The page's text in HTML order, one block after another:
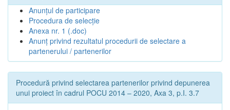
Anunțul de participare
Procedura de selecție
Anexa nr. 1 (.doc)
Anunț privind rezultatul procedurii de selectare a
partenerului / partenerilor
Procedură privind selectarea partenerilor privind depunerea
unui proiect în cadrul POCU 2014 – 2020, Axa 3, p.I. 3.7